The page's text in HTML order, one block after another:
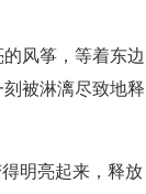
风筝，等着东边
被淋漓尽致地释
明亮起来，释放